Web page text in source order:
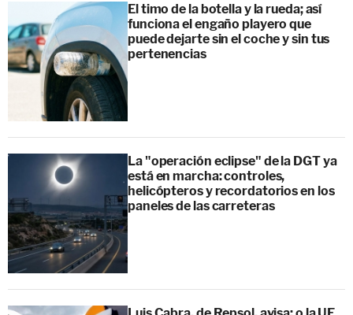
El timo de la botella y la rueda; así
funciona el engaño playero que
puede dejarte sin el coche y sin tus
pertenencias
La "operación eclipse" de la DGT ya
está en marcha: controles,
helicópteros y recordatorios en los
paneles de las carreteras